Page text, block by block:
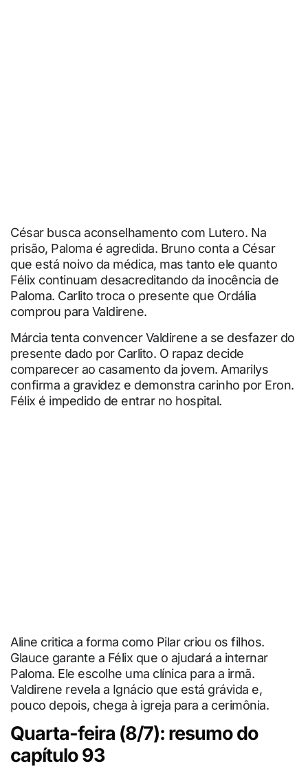
César busca aconselhamento com Lutero. Na
prisão, Paloma é agredida. Bruno conta a César
que está noivo da médica, mas tanto ele quanto
Félix continuam desacreditando da inocência de
Paloma. Carlito troca o presente que Ordália
comprou para Valdirene.
Márcia tenta convencer Valdirene a se desfazer do
presente dado por Carlito. O rapaz decide
comparecer ao casamento da jovem. Amarilys
confirma a gravidez e demonstra carinho por Eron.
Félix é impedido de entrar no hospital.
Aline critica a forma como Pilar criou os filhos.
Glauce garante a Félix que o ajudará a internar
Paloma. Ele escolhe uma clínica para a irmã.
Valdirene revela a Ignácio que está grávida e,
pouco depois, chega à igreja para a cerimônia.
Quarta-feira (8/7): resumo do
capítulo 93